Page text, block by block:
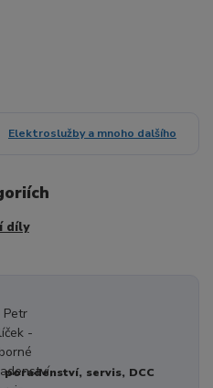
Elektroslužby a mnoho dalšího
díly
servis, DCC